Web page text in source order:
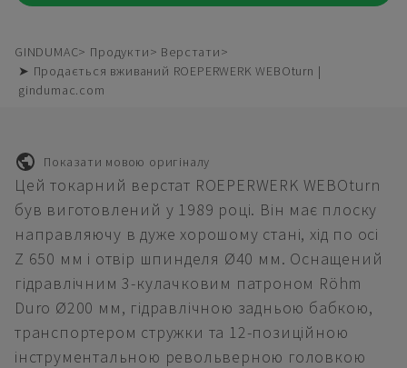
GINDUMAC Продукти
Верстати
➤ Продається вживаний ROEPERWERK WEBOturn |
gindumac.com
Показати мовою оригіналу
Цей токарний верстат ROEPERWERK WEBOturn
був виготовлений у 1989 році. Він має плоску
направляючу в дуже хорошому стані, хід по осі
Z 650 мм і отвір шпинделя Ø40 мм. Оснащений
гідравлічним 3-кулачковим патроном Röhm
Duro Ø200 мм, гідравлічною задньою бабкою,
транспортером стружки та 12-позиційною
інструментальною револьверною головкою